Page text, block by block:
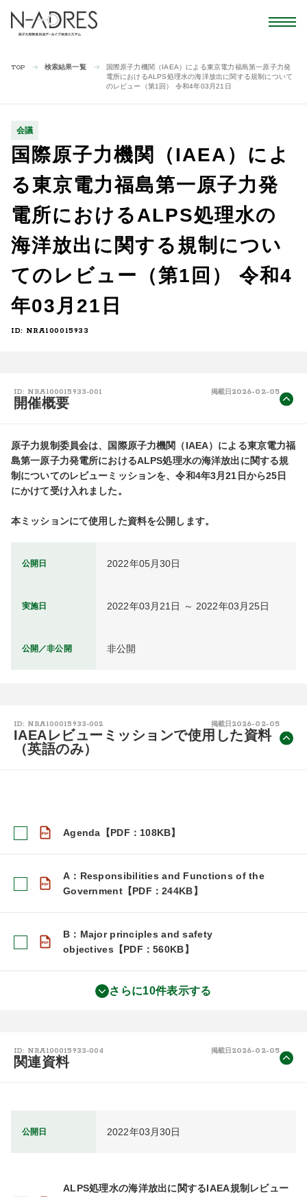
TOP 検索結果一覧
国際原子力機関（IAEA）による東京電力福島第一原子力発
電所におけるALPS処理水の海洋放出に関する規制について
のレビュー（第1回） 令和4年03月21日
会議
国際原子力機関（IAEA）によ
る東京電力福島第一原子力発
電所におけるALPS処理水の
海洋放出に関する規制につい
てのレビュー（第1回） 令和4
年03月21日
ID: NRA100015933
ID: NRA100015933-001 掲載日 2026-02-05
開催概要
原子力規制委員会は、国際原子力機関（IAEA）による東京電力福
島第一原子力発電所におけるALPS処理水の海洋放出に関する規
制についてのレビューミッションを、令和4年3月21日から25日
にかけて受け入れました。
本ミッションにて使用した資料を公開します。
公開日 2022年05月30日
実施日 2022年03月21日 ～ 2022年03月25日
公開／非公開 非公開
ID: NRA100015933-002 掲載日 2026-02-05
IAEAレビューミッションで使用した資料
（英語のみ）
Agenda【PDF：108KB】
A：Responsibilities and Functions of the
Government【PDF：244KB】
B：Major principles and safety
objectives【PDF：560KB】
さらに10件表示する
ID: NRA100015933-004 掲載日 2026-02-05
関連資料
公開日 2022年03月30日
ALPS処理水の海洋放出に関するIAEA規制レビュー